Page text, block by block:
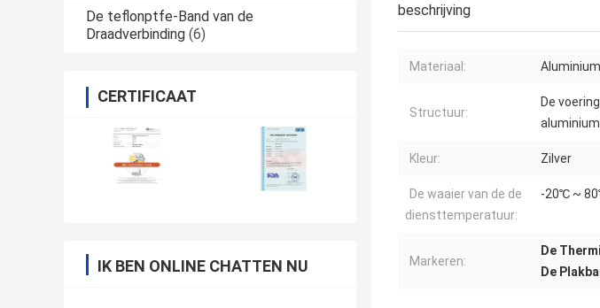
De teflonptfe-Band van de
Draadverbinding (6)
CERTIFICAAT
IK BEN ONLINE CHATTEN NU
beschrijving
Materiaal:
Structuur:
De
Kleur: Zilver
De waaier van de de
diensttemperatuur:
-20℃ ~
Markeren:
De
De